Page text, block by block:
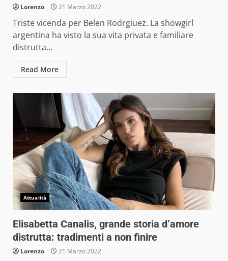
Lorenzo 21 Marzo 2022
Triste vicenda per Belen Rodrgiuez. La showgirl
argentina ha visto la sua vita privata e familiare
distrutta...
Read More
Attualità
Elisabetta Canalis, grande storia d’amore
distrutta: tradimenti a non finire
Lorenzo 21 Marzo 2022